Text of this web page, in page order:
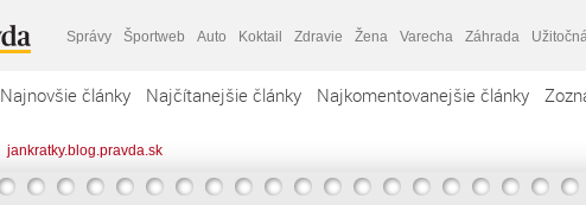
Správy Športweb Auto Koktail Zdravie Žena Varecha Záhrada Užitočná
Najnovšie články Najčítanejšie články Najkomentovanejšie články
jankratky.blog.pravda.sk